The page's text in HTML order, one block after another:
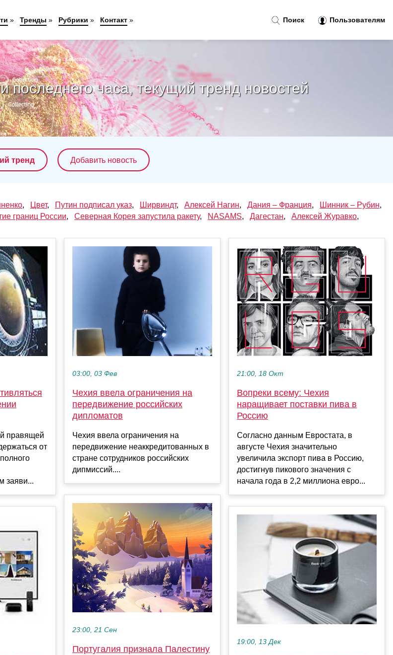
часа, текущий тренд новостей
тренд Добавить новость
, Цвет, Путин подписал указ, Ширвиндт, Алексей Нагин, Дания – Франция, Шинник – Рубин,
границ России, Северная Корея запустила ракету, NASAMS, Дагестан, Алексей Журавко,
правящей
от
заяви...
03:00, 03 Фев
Чехия ввела ограничения на
передвижение российских
дипломатов
Чехия ввела ограничения на
передвижение неаккредитованных в
стране сотрудников российских
дипмиссий....
23:00, 21 Сен
Португалия признала Палестину
21:00, 18 Окт
Вопреки всему: Чехия
наращивает поставки пива в
Россию
Согласно данным Евростата, в
августе Чехия значительно
увеличила экспорт пива в Россию,
достигнув пикового значения с
начала года в 2,2 миллиона евро...
19:00, 13 Дек
Поиск Пользователям
» Тренды » Рубрики » Контакт»